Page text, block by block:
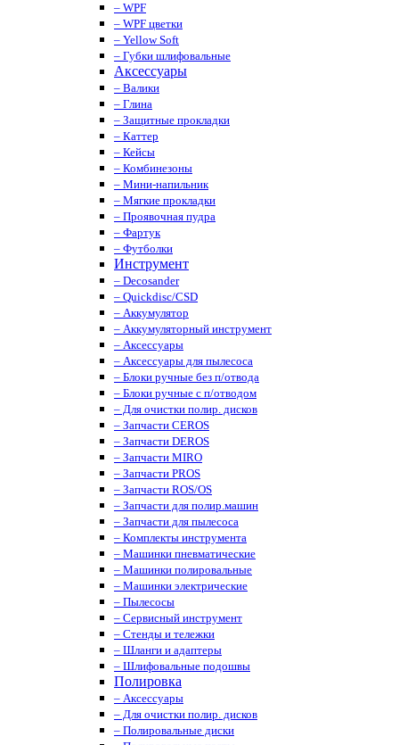
– WPF
– WPF цветки
– Yellow Soft
– Губки шлифовальные
Аксессуары
– Валики
– Глина
– Защитные прокладки
– Каттер
– Кейсы
– Комбинезоны
– Мини-напильник
– Мягкие прокладки
– Проявочная пудра
– Фартук
– Футболки
Инструмент
– Decosander
– Quickdisc/CSD
– Аккумулятор
– Аккумуляторный инструмент
– Аксессуары
– Аксессуары для пылесоса
– Блоки ручные без п/отвода
– Блоки ручные с п/отводом
– Для очистки полир. дисков
– Запчасти CEROS
– Запчасти DEROS
– Запчасти MIRO
– Запчасти PROS
– Запчасти ROS/OS
– Запчасти для полир.машин
– Запчасти для пылесоса
– Комплекты инструмента
– Машинки пневматические
– Машинки полировальные
– Машинки электрические
– Пылесосы
– Сервисный инструмент
– Стенды и тележки
– Шланги и адаптеры
– Шлифовальные подошвы
Полировка
– Аксессуары
– Для очистки полир. дисков
– Полировальные диски